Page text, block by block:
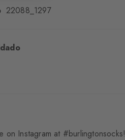
22088_1297
on Instagram at #burlingtonsocks!